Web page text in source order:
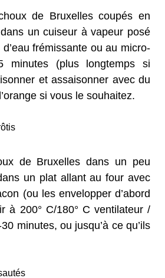
de Bruxelles coupés en
un cuiseur à vapeur posé
frémissante ou au micro-
minutes (plus longtemps si
et assaisonner avec du
si vous le souhaitez.
de Bruxelles dans un peu
un plat allant au four avec
(ou les envelopper d’abord
à 200° C/180° C ventilateur /
minutes, ou jusqu’à ce qu’ils